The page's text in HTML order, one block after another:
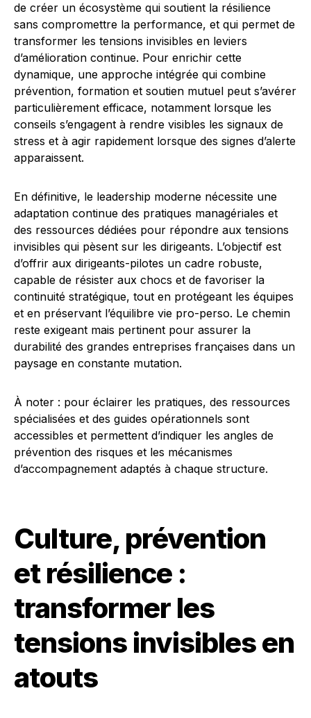
de créer un écosystème qui soutient la résilience
sans compromettre la performance, et qui permet de
transformer les tensions invisibles en leviers
d’amélioration continue. Pour enrichir cette
dynamique, une approche intégrée qui combine
prévention, formation et soutien mutuel peut s’avérer
particulièrement efficace, notamment lorsque les
conseils s’engagent à rendre visibles les signaux de
stress et à agir rapidement lorsque des signes d’alerte
apparaissent.
En définitive, le leadership moderne nécessite une
adaptation continue des pratiques managériales et
des ressources dédiées pour répondre aux tensions
invisibles qui pèsent sur les dirigeants. L’objectif est
d’offrir aux dirigeants-pilotes un cadre robuste,
capable de résister aux chocs et de favoriser la
continuité stratégique, tout en protégeant les équipes
et en préservant l’équilibre vie pro-perso. Le chemin
reste exigeant mais pertinent pour assurer la
durabilité des grandes entreprises françaises dans un
paysage en constante mutation.
À noter : pour éclairer les pratiques, des ressources
spécialisées et des guides opérationnels sont
accessibles et permettent d’indiquer les angles de
prévention des risques et les mécanismes
d’accompagnement adaptés à chaque structure.
Culture, prévention
et résilience :
transformer les
tensions invisibles en
atouts